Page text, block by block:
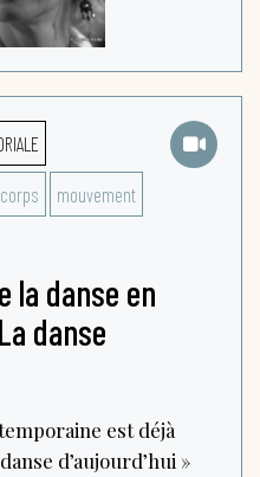
corps mouvement
la danse en
danse
est déjà
d’aujourd’hui »